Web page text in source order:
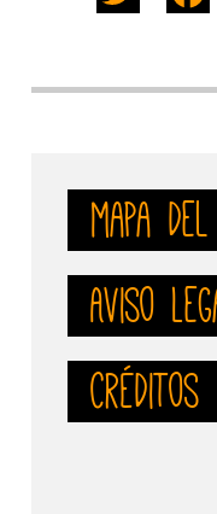
mapa
Aviso
Créditos